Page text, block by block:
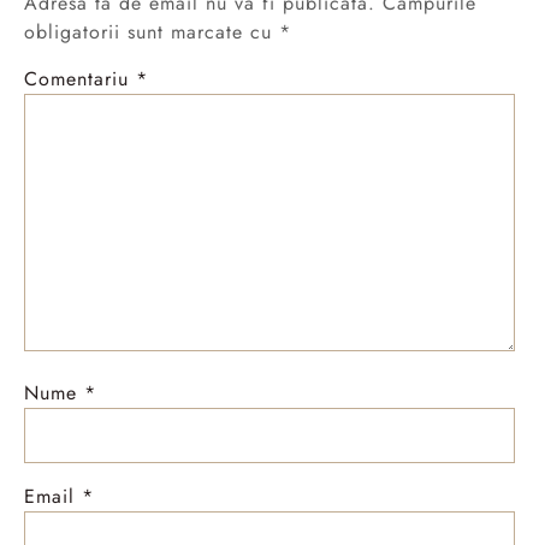
obligatorii sunt marcate cu *
Comentariu *
Nume *
Email *